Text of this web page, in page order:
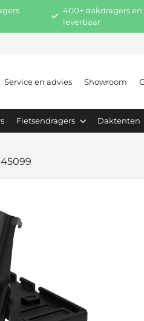
400+ dakdragers en
leverbaar
Service en advies Showroom
Fietsendragers Daktenten